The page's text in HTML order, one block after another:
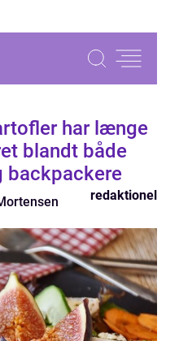
har længe
blandt både
backpackere
redaktionel